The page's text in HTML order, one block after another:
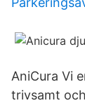
AniCura Vi
trivsamt